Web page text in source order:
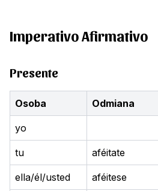
Imperativo Afirmativo
Presente
Osoba Odmiana
yo
tu aféitate
ella/él/usted aféitese